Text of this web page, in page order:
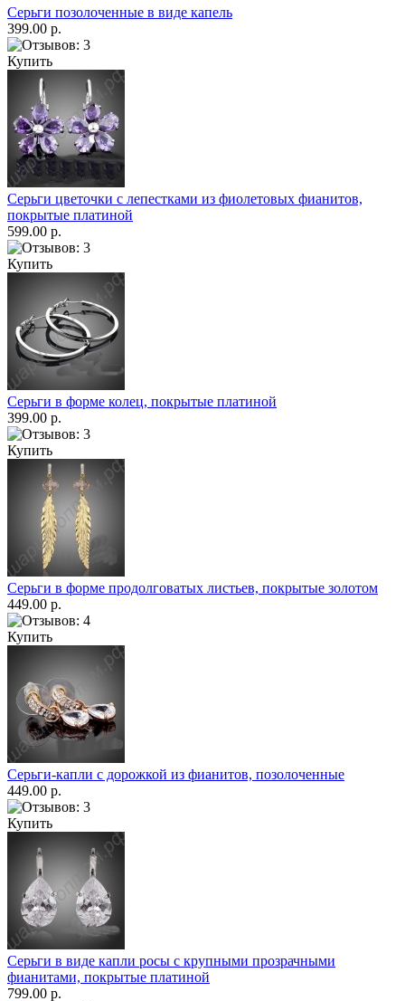
Серьги позолоченные в виде капель
399.00 р.
Купить
Серьги цветочки с лепестками из фиолетовых фианитов,
покрытые платиной
599.00 р.
Купить
Серьги в форме колец, покрытые платиной
399.00 р.
Купить
Серьги в форме продолговатых листьев, покрытые золотом
449.00 р.
Купить
Серьги-капли с дорожкой из фианитов, позолоченные
449.00 р.
Купить
Серьги в виде капли росы с крупными прозрачными
фианитами, покрытые платиной
799.00 р.